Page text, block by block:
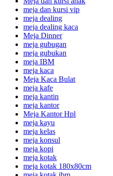
meja dan kursi vip
meja dealing
meja dealing kaca
Meja Dinner
meja gubugan
meja gubukan
meja IBM
meja kaca
Meja Kaca Bulat
meja kafe
meja kantin
meja kantor
Meja Kantor Hpl
meja kayu
meja kelas
meja konsul
meja kopi
meja kotak
meja kotak 180x80cm